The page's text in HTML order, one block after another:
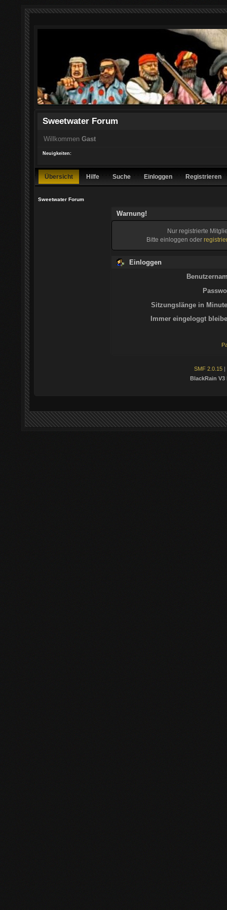
Sweetwater Forum
Willkommen Gast
Neuigkeiten:
Übersicht Hilfe Suche Einloggen Registrieren
Sweetwater Forum
Warnung!
Nur registrierte
Bitte einloggen oder
Einloggen
Sitzungslänge in
Immer eingeloggt
SMF 2.0.15 |
BlackRain V3